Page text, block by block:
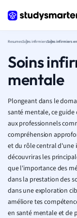
ResumesSoins infirmiers
Soins
mentale
Plongeant dans le
santé mentale, ce
aux professionnels
compréhension
et du rôle central d'une
découvriras les
que l'importance des
dans la prestation des
dans une exploration
améliore tes
en santé mentale et de